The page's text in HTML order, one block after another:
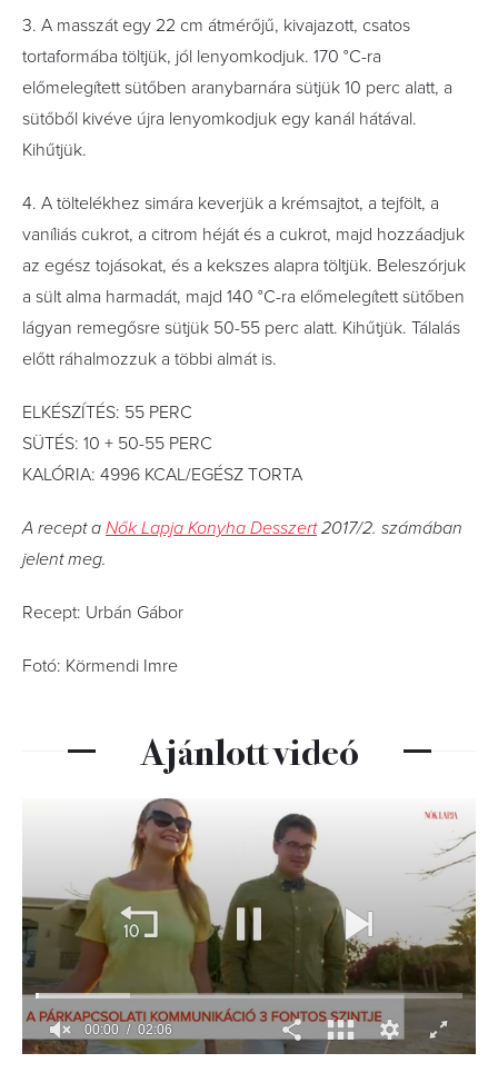
3. A masszát egy 22 cm átmérőjű, kivajazott, csatos
tortaformába töltjük, jól lenyomkodjuk. 170 °C-ra
előmelegített sütőben aranybarnára sütjük 10 perc alatt, a
sütőből kivéve újra lenyomkodjuk egy kanál hátával.
Kihűtjük.
4. A töltelékhez simára keverjük a krémsajtot, a tejfölt, a
vaníliás cukrot, a citrom héját és a cukrot, majd hozzáadjuk
az egész tojásokat, és a kekszes alapra töltjük. Beleszórjuk
a sült alma harmadát, majd 140 °C-ra előmelegített sütőben
lágyan remegősre sütjük 50-55 perc alatt. Kihűtjük. Tálalás
előtt ráhalmozzuk a többi almát is.
ELKÉSZÍTÉS: 55 PERC
SÜTÉS: 10 + 50-55 PERC
KALÓRIA: 4996 KCAL/EGÉSZ TORTA
A recept a Nők Lapja Konyha Desszert2017/2. számában
jelent meg.
Recept: Urbán Gábor
Fotó: Körmendi Imre
Ajánlott videó
00:01 02:06